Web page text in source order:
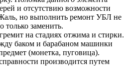
и отсутствию возможности
но выполнить ремонт УБЛ не
только заменить.
на стадиях отжима и стирки.
баком и барабаном машинки
(монетка, пуговица).
производится путем